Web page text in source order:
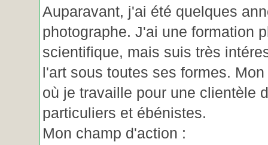
Auparavant, j'ai été quelques
photographe. J'ai une formation
scientifique, mais suis très
l'art sous toutes ses formes.
où je travaille pour une clientèle
particuliers et ébénistes.
Mon champ d'action :